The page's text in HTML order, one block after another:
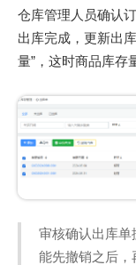
仓库管理人员确认
出库完成，更新出
量”，这时商品库存
审核确认出库单
能先撤销之后，